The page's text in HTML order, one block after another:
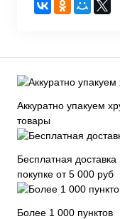
Аккуратно упакуем
товары
Бесплатная доставка
покупке от 5 000 руб
Более 1 000 пунктов